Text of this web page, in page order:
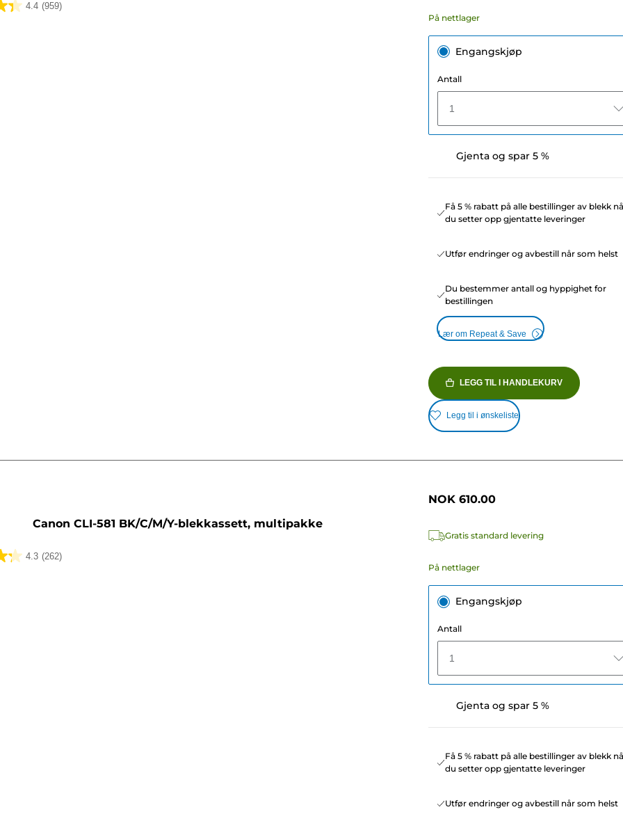
4.4 (959)
På nettlager
Engangskjøp
Antall
1
Gjenta og spar 5 %
Få 5 % rabatt på alle bestillinger av blekk
du setter opp gjentatte leveringer
Utfør endringer og avbestill når som helst
Du bestemmer antall og hyppighet for
bestillingen
Lær om Repeat & Save
LEGG TIL I HANDLEKURV
Legg til i ønskeliste
Canon CLI-581 BK/C/M/Y-blekkassett, multipakke
4.3 (262)
NOK 610.00
Gratis standard levering
På nettlager
Engangskjøp
Antall
1
Gjenta og spar 5 %
Få 5 % rabatt på alle bestillinger av blekk
du setter opp gjentatte leveringer
Utfør endringer og avbestill når som helst